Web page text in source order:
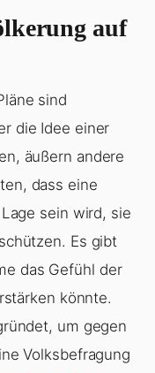
auf
sind
die Idee einer
äußern andere
dass eine
sein wird, sie
Es gibt
das Gefühl der
könnte.
um gegen
Volksbefragung